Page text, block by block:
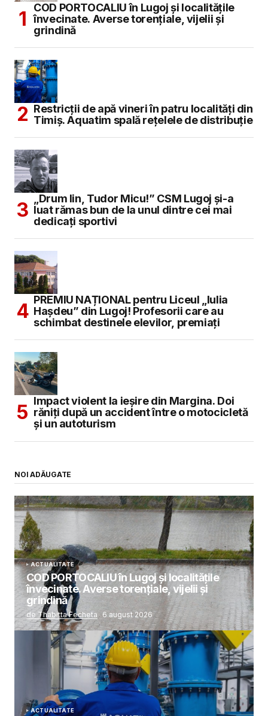
COD PORTOCALIU în Lugoj și localitățile
învecinate. Averse torențiale, vijelii și
grindină
Restricții de apă vineri în patru localități din
Timiș. Aquatim spală rețelele de distribuție
„Drum lin, Tudor Micu!” CSM Lugoj și-a
luat rămas bun de la unul dintre cei mai
dedicați sportivi
PREMIU NAȚIONAL pentru Liceul „Iulia
Hașdeu” din Lugoj! Profesorii care au
schimbat destinele elevilor, premiați
Impact violent la ieșire din Margina. Doi
răniți după un accident între o motocicletă
și un autoturism
NOI ADĂUGATE
ACTUALITATE
COD PORTOCALIU în Lugoj și localitățile
învecinate. Averse torențiale, vijelii și
grindină
de Thabitta Fecheta 6 august 2026
ACTUALITATE